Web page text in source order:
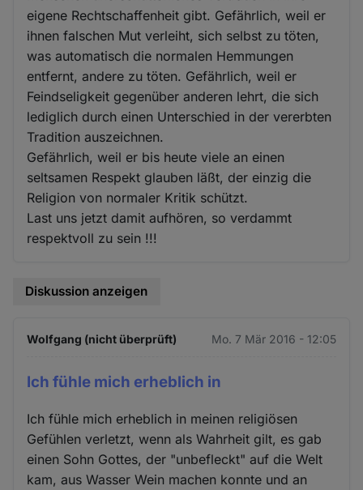
eigene Rechtschaffenheit gibt. Gefährlich, weil er
ihnen falschen Mut verleiht, sich selbst zu töten,
was automatisch die normalen Hemmungen
entfernt, andere zu töten. Gefährlich, weil er
Feindseligkeit gegenüber anderen lehrt, die sich
lediglich durch einen Unterschied in der vererbten
Tradition auszeichnen.
Gefährlich, weil er bis heute viele an einen
seltsamen Respekt glauben läßt, der einzig die
Religion von normaler Kritik schützt.
Last uns jetzt damit aufhören, so verdammt
respektvoll zu sein !!!
Diskussion anzeigen
Wolfgang (nicht überprüft) Mo. 7 Mär 2016 - 12:05
Ich fühle mich erheblich in
Ich fühle mich erheblich in meinen religiösen
Gefühlen verletzt, wenn als Wahrheit gilt, es gab
einen Sohn Gottes, der "unbefleckt" auf die Welt
kam, aus Wasser Wein machen konnte und an
Cookies